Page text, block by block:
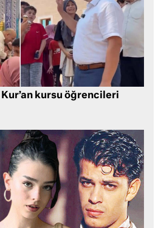
kursu öğrencileri